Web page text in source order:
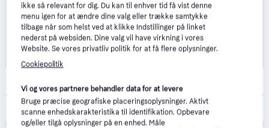
Bestillingsvare
Bordlampe Artemide, Dalù, Hvid, Stue, Plastik
Eller 3 betalinger af 291 kr.
ikke så relevant for dig. Du kan til enhver tid få vist denne
menu igen for at ændre dine valg eller trække samtykke
tilbage når som helst ved at klikke Indstillinger på linket
nederst på websiden. Dine valg vil have virkning i vores
Website. Se vores privatliv politik for at få flere oplysninger.
Cookiepolitik
Vi og vores partnere behandler data for at levere
Bruge præcise geografiske placeringsoplysninger. Aktivt
scanne enhedskarakteristika til identifikation. Opbevare
og/eller tilgå oplysninger på en enhed. Måle